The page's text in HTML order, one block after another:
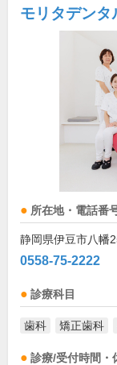
モリタデンタ
所在地・電話番
静岡県伊豆市八幡
0558-75-2222
診療科目
歯科 矯正歯科
診療/受付時間・